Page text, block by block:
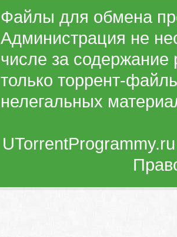
Файлы для обмена
Администрация не
числе за
только торрент-
нелегальных
UTorrentProgrammy.ru